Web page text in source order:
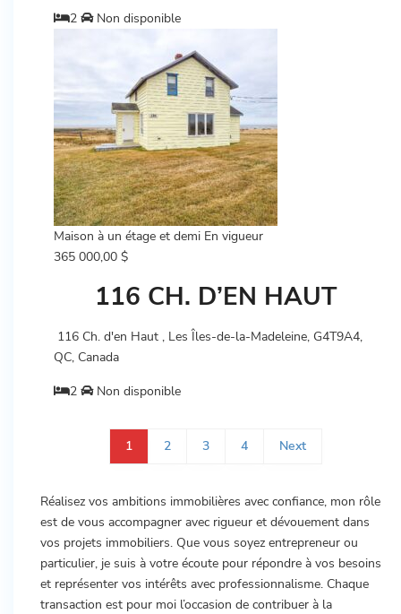
2
Non disponible
Maison à un étage et demi En vigueur
365 000,00 $
116 CH. D’EN HAUT
116 Ch. d'en Haut , Les Îles-de-la-Madeleine, G4T9A4,
QC, Canada
2
Non disponible
1 2 3 4 Next
Réalisez vos ambitions immobilières avec confiance, mon rôle
est de vous accompagner avec rigueur et dévouement dans
vos projets immobiliers. Que vous soyez entrepreneur ou
particulier, je suis à votre écoute pour répondre à vos besoins
et représenter vos intérêts avec professionnalisme. Chaque
transaction est pour moi l’occasion de contribuer à la